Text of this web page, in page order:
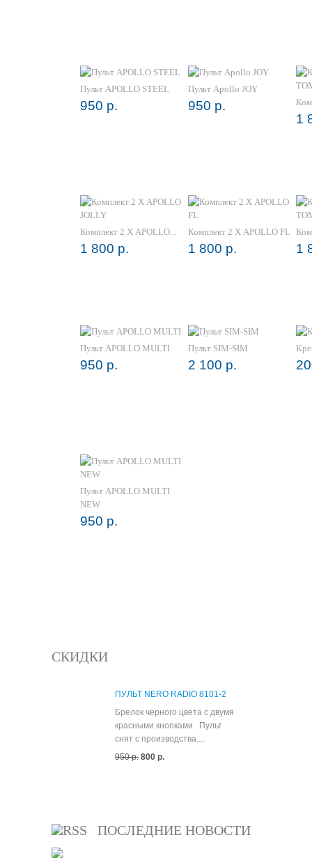
Пульт APOLLO STEEL
950 р.
Пульт Apollo JOY
950 р.
1
Комплект 2 Х APOLLO...
1 800 р.
Комплект 2 Х APOLLO FL
1 800 р. 1
Пульт APOLLO MULTI
950 р.
Пульт SIM-SIM
2 100 р.
Пульт APOLLO MULTI
NEW
950 р.
СКИДКИ
ПУЛЬТ NERO RADIO 8101-2
Брелок черного цвета с двумя
красными кнопками. Пульт
снят с производства....
950 р. 800 р.
ПОСЛЕДНИЕ НОВОСТИ